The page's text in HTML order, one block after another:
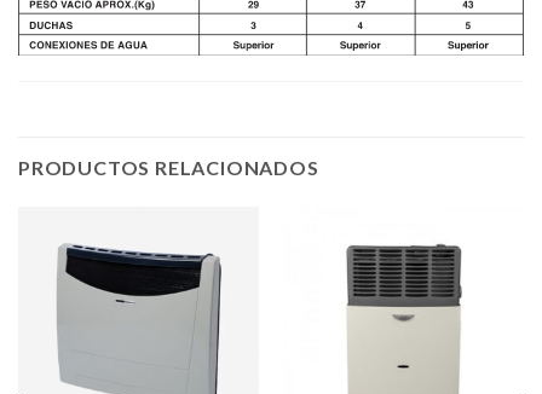
PRODUCTOS RELACIONADOS